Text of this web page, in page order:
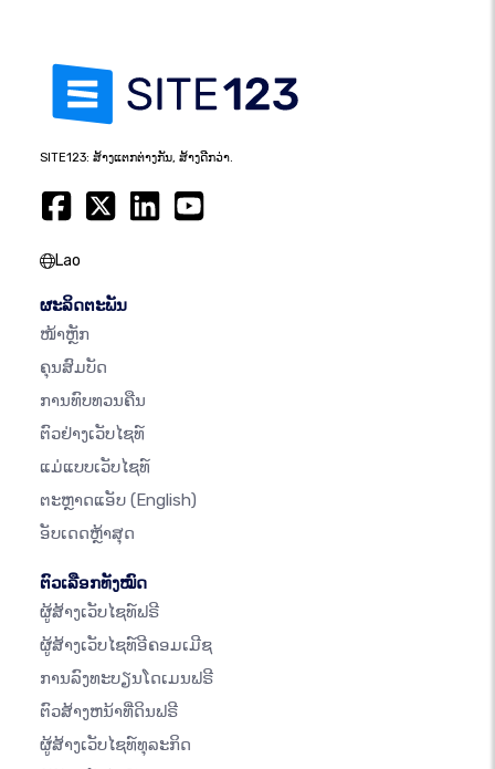
SITE123: ສ້າງແຕກຕ່າງກັນ, ສ້າງດີກວ່າ.
Lao
ຜະລິດຕະພັນ
ໜ້າຫຼັກ
ຄຸນສົມບັດ
ການທົບທວນຄືນ
ຕົວຢ່າງເວັບໄຊທ໌
ແມ່ແບບເວັບໄຊທ໌
ຕະຫຼາດແອັບ (English)
ອັບເດດຫຼ້າສຸດ
ຕົວເລືອກທັງໝົດ
ຜູ້ສ້າງເວັບໄຊທ໌ຟຣີ
ຜູ້ສ້າງເວັບໄຊທ໌ອີຄອມເມີຊ
ການລົງທະບຽນໂດເມນຟຣີ
ຕົວສ້າງຫນ້າທີ່ດິນຟຣີ
ຜູ້ສ້າງເວັບໄຊທ໌ທຸລະກິດ